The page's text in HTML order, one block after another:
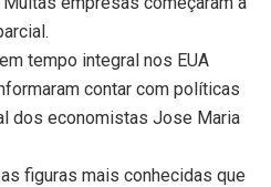
tempo integral nos EUA
contar com políticas
dos economistas Jose Maria
figuras mais conhecidas que